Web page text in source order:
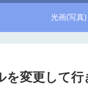
光画(写真)
を変更して